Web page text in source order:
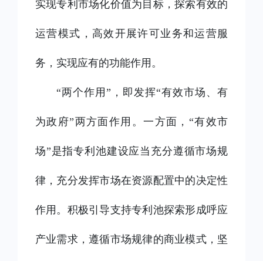
实现专利市场化价值为目标，探索有效的
运营模式，高效开展许可业务和运营服
务，实现应有的功能作用。
“两个作用”，即发挥“有效市场、有
为政府”两方面作用。一方面，“有效市
场”是指专利池建设应当充分遵循市场规
律，充分发挥市场在资源配置中的决定性
作用。积极引导支持专利池探索形成呼应
产业需求，遵循市场规律的商业模式，坚